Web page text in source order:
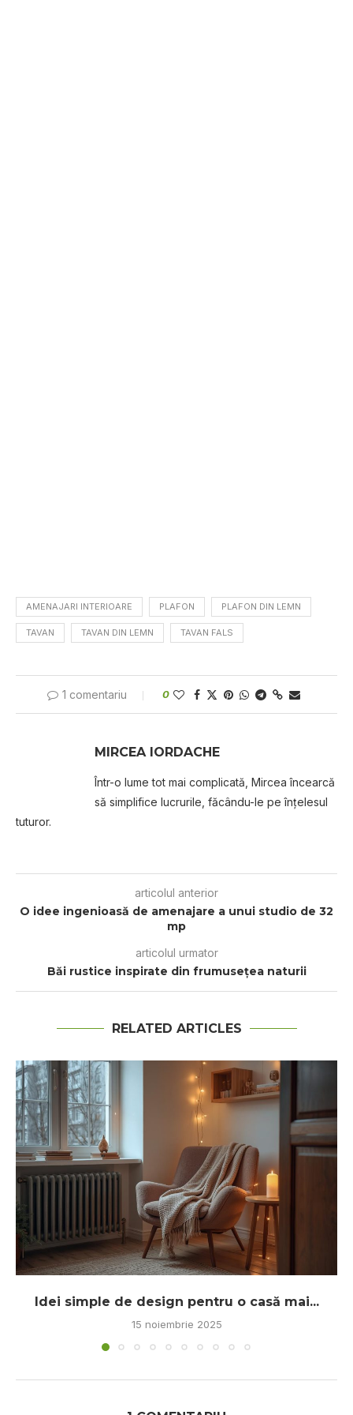
AMENAJARI INTERIOARE PLAFON PLAFON DIN LEMN
TAVAN TAVAN DIN LEMN TAVAN FALS
1 comentariu 0
MIRCEA IORDACHE
Într-o lume tot mai complicată, Mircea încearcă
să simplifice lucrurile, făcându-le pe înțelesul
tuturor.
articolul anterior
O idee ingenioasă de amenajare a unui studio de 32
mp
articolul urmator
Băi rustice inspirate din frumuseţea naturii
RELATED ARTICLES
Idei simple de design pentru o casă mai...
15 noiembrie 2025